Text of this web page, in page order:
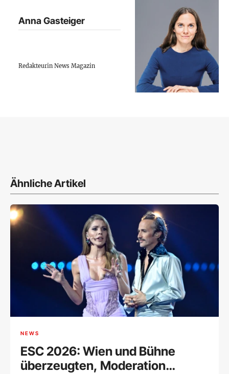
Anna Gasteiger
Redakteurin News Magazin
Ähnliche Artikel
NEWS
ESC 2026: Wien und Bühne
überzeugten, Moderation